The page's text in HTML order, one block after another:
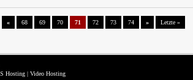
« 68 69 70 71 72 73 74 » Letzte »
Hosting | Video Hosting